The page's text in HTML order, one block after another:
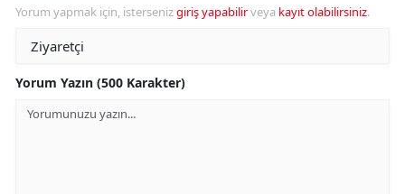
Yorum yapmak için, istersenizgiriş yapabilirveya kayıt olabilirsiniz.
Yorum Yazın (500 Karakter)